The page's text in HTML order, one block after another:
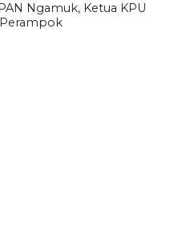
Ngamuk, Ketua KPU